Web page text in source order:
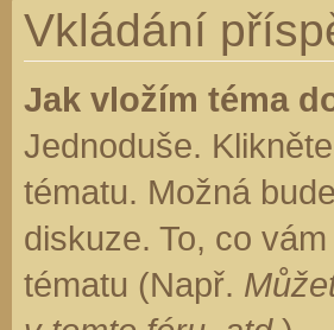
Vkládání
Jak vložím téma
Jednoduše.
tématu. Možná
diskuze. To, co
tématu (Např.